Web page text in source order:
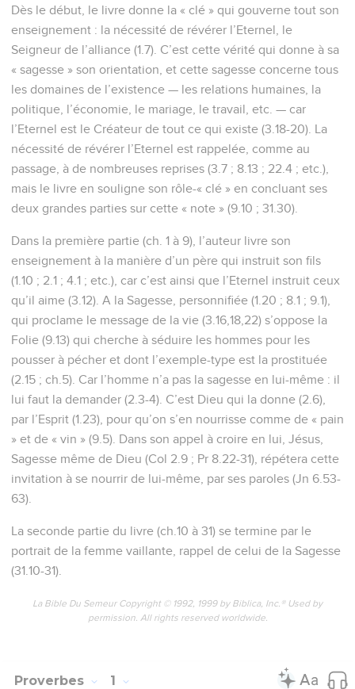
Dès le début, le livre donne la « clé » qui gouverne tout son
enseignement : la nécessité de révérer l’Eternel, le
Seigneur de l’alliance (1.7). C’est cette vérité qui donne à sa
« sagesse » son orientation, et cette sagesse concerne tous
les domaines de l’existence — les relations humaines, la
politique, l’économie, le mariage, le travail, etc. — car
l’Eternel est le Créateur de tout ce qui existe (3.18-20). La
nécessité de révérer l’Eternel est rappelée, comme au
passage, à de nombreuses reprises (3.7 ; 8.13 ; 22.4 ; etc.),
mais le livre en souligne son rôle-« clé » en concluant ses
deux grandes parties sur cette « note » (9.10 ; 31.30).
Dans la première partie (ch. 1 à 9), l’auteur livre son
enseignement à la manière d’un père qui instruit son fils
(1.10 ; 2.1 ; 4.1 ; etc.), car c’est ainsi que l’Eternel instruit ceux
qu’il aime (3.12). A la Sagesse, personnifiée (1.20 ; 8.1 ; 9.1),
qui proclame le message de la vie (3.16,18,22) s’oppose la
Folie (9.13) qui cherche à séduire les hommes pour les
pousser à pécher et dont l’exemple-type est la prostituée
(2.15 ; ch.5). Car l’homme n’a pas la sagesse en lui-même : il
lui faut la demander (2.3-4). C’est Dieu qui la donne (2.6),
par l’Esprit (1.23), pour qu’on s’en nourrisse comme de « pain
» et de « vin » (9.5). Dans son appel à croire en lui, Jésus,
Sagesse même de Dieu (Col 2.9 ; Pr 8.22-31), répétera cette
invitation à se nourrir de lui-même, par ses paroles (Jn 6.53-
63).
La seconde partie du livre (ch.10 à 31) se termine par le
portrait de la femme vaillante, rappel de celui de la Sagesse
(31.10-31).
La Bible Du Semeur Copyright © 1992, 1999 by Biblica, Inc.® Used by
permission. All rights reserved worldwide.
Proverbes 1